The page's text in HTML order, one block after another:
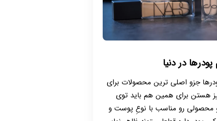
در دنیا
جزو اصلی ترین محصولات برای
هستن برای همین هم باید توی
محصولی رو مناسب با نوعِ پوست و